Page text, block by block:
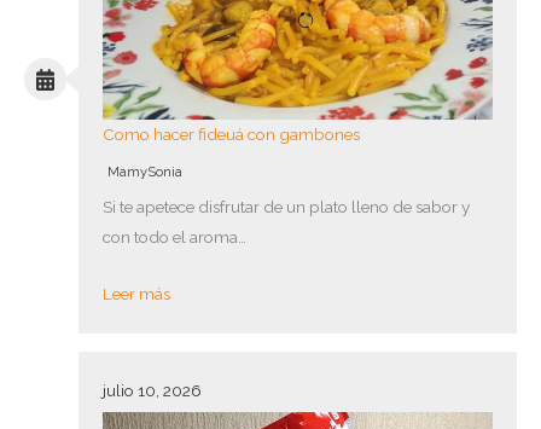
Como hacer fideuá con gambones
MamySonia
Si te apetece disfrutar de un plato lleno de sabor y
con todo el aroma…
Leer más
julio 10, 2026